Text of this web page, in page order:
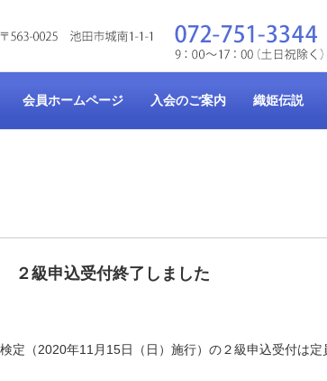
会員ホームページ 入会のご案内 織姫伝説
級申込受付終了しました
（2020年11月15日（日）施行）の２級申込受付は定